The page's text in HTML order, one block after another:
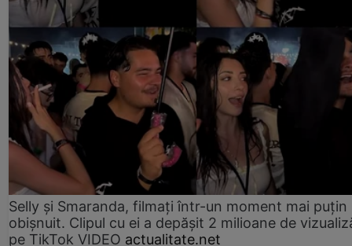
Selly și Smaranda, filmați într-un moment mai puțin
obișnuit. Clipul cu ei a depășit 2 milioane de
pe TikTok VIDEO actualitate.net